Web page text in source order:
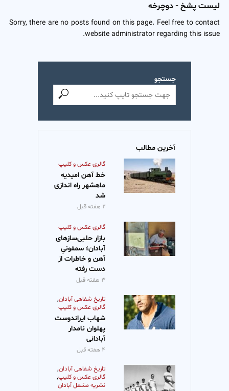
لیست پشخ - دوچرخه
Sorry, there are no posts found on this page. Feel free to contact
website administrator regarding this issue.
جستجو
آخرین مطالب
گالری عکس و کلیپ
خط آهن امیدیه
ماهشهر راه اندازی
شد
۲ هفته قبل
گالری عکس و کلیپ
بازار حلبی‌سازهای
آبادان؛ سمفونیِ
آهن و خاطرات از
دست رفته
۳ هفته قبل
تاریخ شفاهی آبادان,
گالری عکس و کلیپ
شهاب ایراندوست
پهلوان نامدار
آبادانی
۴ هفته قبل
تاریخ شفاهی آبادان,
گالری عکس و کلیپ,
نشریه مشعل آبادان